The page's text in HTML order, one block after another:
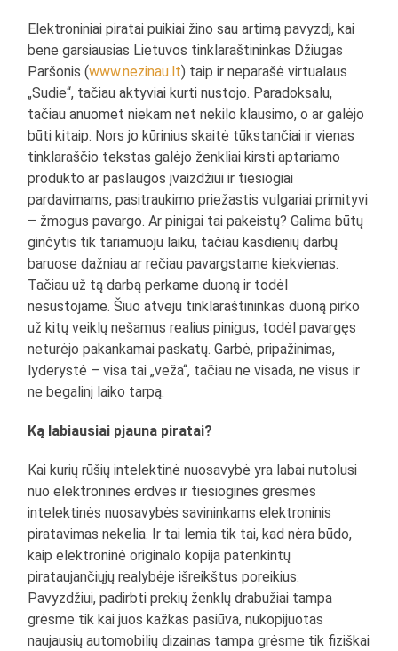
Elektroniniai piratai puikiai žino sau artimą pavyzdį, kai
bene garsiausias Lietuvos tinklaraštininkas Džiugas
Paršonis (www.nezinau.lt) taip ir neparašė virtualaus
„Sudie“, tačiau aktyviai kurti nustojo. Paradoksalu,
tačiau anuomet niekam net nekilo klausimo, o ar galėjo
būti kitaip. Nors jo kūrinius skaitė tūkstančiai ir vienas
tinklaraščio tekstas galėjo ženkliai kirsti aptariamo
produkto ar paslaugos įvaizdžiui ir tiesiogiai
pardavimams, pasitraukimo priežastis vulgariai primityvi
– žmogus pavargo. Ar pinigai tai pakeistų? Galima būtų
ginčytis tik tariamuoju laiku, tačiau kasdienių darbų
baruose dažniau ar rečiau pavargstame kiekvienas.
Tačiau už tą darbą perkame duoną ir todėl
nesustojame. Šiuo atveju tinklaraštininkas duoną pirko
už kitų veiklų nešamus realius pinigus, todėl pavargęs
neturėjo pakankamai paskatų. Garbė, pripažinimas,
lyderystė – visa tai „veža“, tačiau ne visada, ne visus ir
ne begalinį laiko tarpą.
Ką labiausiai pjauna piratai?
Kai kurių rūšių intelektinė nuosavybė yra labai nutolusi
nuo elektroninės erdvės ir tiesioginės grėsmės
intelektinės nuosavybės savininkams elektroninis
piratavimas nekelia. Ir tai lemia tik tai, kad nėra būdo,
kaip elektroninė originalo kopija patenkintų
pirataujančiųjų realybėje išreikštus poreikius.
Pavyzdžiui, padirbti prekių ženklų drabužiai tampa
grėsme tik kai juos kažkas pasiūva, nukopijuotas
naujausių automobilių dizainas tampa grėsme tik fiziškai